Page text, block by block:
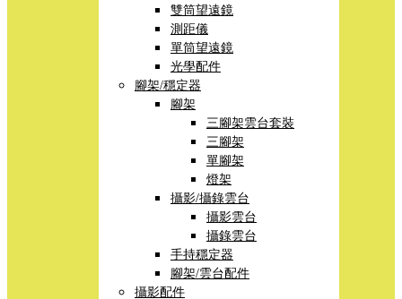
雙筒望遠鏡
測距儀
單筒望遠鏡
光學配件
腳架/穩定器
腳架
三腳架雲台套裝
三腳架
單腳架
燈架
攝影/攝錄雲台
攝影雲台
攝錄雲台
手持穩定器
腳架/雲台配件
攝影配件